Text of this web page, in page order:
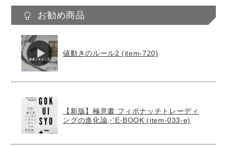
ゴ
ー
お勧め商品
値動きのルール2 (item-720)
【新版】極意書 フィボナッチトレーディ
ングの進化論⋰E-BOOK (item-033-e)